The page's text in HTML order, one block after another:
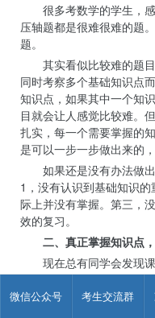
微信公众号 考生交流群
很多考数学的学生，感
压轴题都是很难很难的题
题。
其实看似比较难的题目
同时考察多个基础知识点
知识点，如果其中一个知
目就会让人感觉比较难。
扎实，每一个需要掌握的
是可以一步一步做出来的
如果还是没有办法做出
1，没有认识到基础知识
际上并没有掌握。第三，
效的复习。
二、真正掌握知识点，
现在总有同学会发现课
而却觉得题目非常难，没
上很简单，那就是需要自